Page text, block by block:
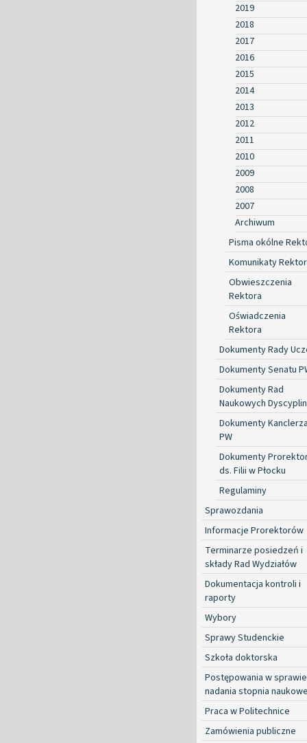
2019
2018
2017
2016
2015
2014
2013
2012
2011
2010
2009
2008
2007
Archiwum
Pisma okólne
Komunikaty
Obwieszczenia
Rektora
Oświadczenia
Rektora
Dokumenty Rady
Dokumenty Senatu
Dokumenty Rad
Naukowych Dyscyplin
Dokumenty Kanclerza
PW
Dokumenty
ds. Filii w Płocku
Regulaminy
Sprawozdania
Informacje Prorektorów
Terminarze posiedzeń i
składy Rad Wydziałów
Dokumentacja kontroli i
raporty
Wybory
Sprawy Studenckie
Szkoła doktorska
Postępowania w sprawie
nadania stopnia
Praca w Politechnice
Zamówienia publiczne